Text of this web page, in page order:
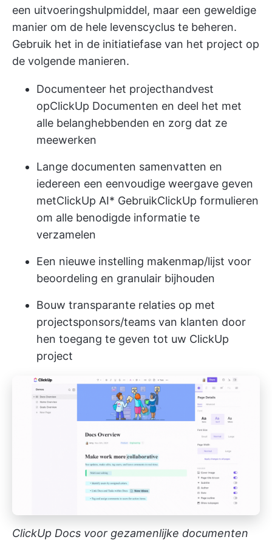
een uitvoeringshulpmiddel, maar een geweldige
manier om de hele levenscyclus te beheren.
Gebruik het in de initiatiefase van het project op
de volgende manieren.
Documenteer het projecthandvest
opClickUp Documenten en deel het met
alle belanghebbenden en zorg dat ze
meewerken
Lange documenten samenvatten en
iedereen een eenvoudige weergave geven
metClickUp AI* GebruikClickUp formulieren
om alle benodigde informatie te
verzamelen
Een nieuwe instelling makenmap/lijst voor
beoordeling en granulair bijhouden
Bouw transparante relaties op met
projectsponsors/teams van klanten door
hen toegang te geven tot uw ClickUp
project
ClickUp Docs voor gezamenlijke documenten